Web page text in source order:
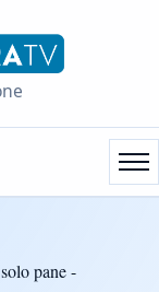
pane -